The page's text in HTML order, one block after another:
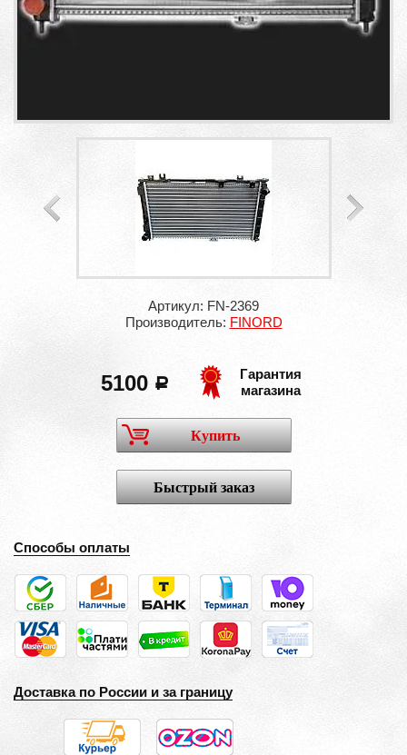
Артикул: FN-2369
Производитель: FINORD
5100 a
Гарантия
магазина
Купить
Быстрый заказ
Способы оплаты
Доставка по России и за границу